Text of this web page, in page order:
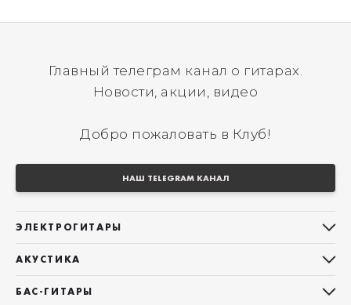
Главный телеграм канал о гитарах.
Новости, акции, видео
Добро пожаловать в Клуб!
НАШ TELEGRAM КАНАЛ
ЭЛЕКТРОГИТАРЫ
Telecaster
АКУСТИКА
БАС-ГИТАРЫ